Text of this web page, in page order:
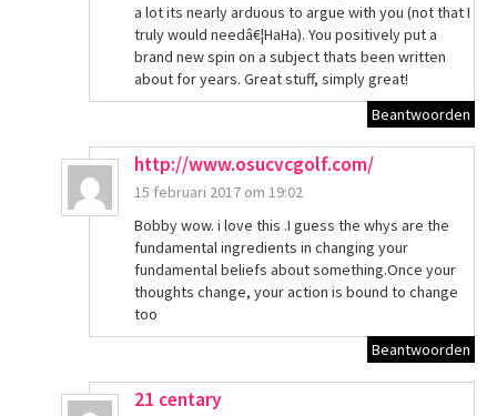
a lot its nearly arduous to argue with you (not that I
truly would needâ€¦HaHa). You positively put a
brand new spin on a subject thats been written
about for years. Great stuff, simply great!
Beantwoorden
http://www.osucvcgolf.com/
15 februari 2017 om 19:02
Bobby wow. i love this .I guess the whys are the
fundamental ingredients in changing your
fundamental beliefs about something.Once your
thoughts change, your action is bound to change
too
Beantwoorden
21 centary